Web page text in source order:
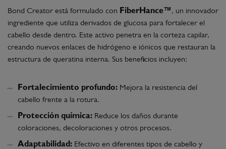
Bond Creator está formulado con FiberHance™, un innovador
ingrediente que utiliza derivados de glucosa para fortalecer el
cabello desde dentro. Este activo penetra en la corteza capilar,
creando nuevos enlaces de hidrógeno e iónicos que restauran la
estructura de queratina interna. Sus beneficios incluyen:
Fortalecimiento profundo: Mejora la resistencia del
cabello frente a la rotura.
Protección química: Reduce los daños durante
coloraciones, decoloraciones y otros procesos.
Adaptabilidad: Efectivo en diferentes tipos de cabello y